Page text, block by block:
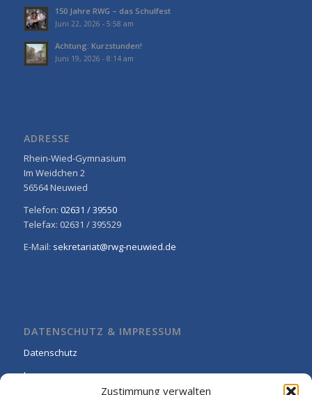
Zustimmung verwalten
150 Jahre RWG – das Schulfest
Juni 22, 2026 - 5:58 am
Achtung: Kurzstunden!
Juni 19, 2026 - 8:14 am
ADRESSE
Rhein-Wied-Gymnasium
Im Weidchen 2
56564 Neuwied
Telefon: 02631 / 39550
Telefax: 02631 / 395529
E-Mail: sekretariat@rwg-neuwied.de
DATENSCHUTZ & IMPRESSUM
Datenschutz
Impressum